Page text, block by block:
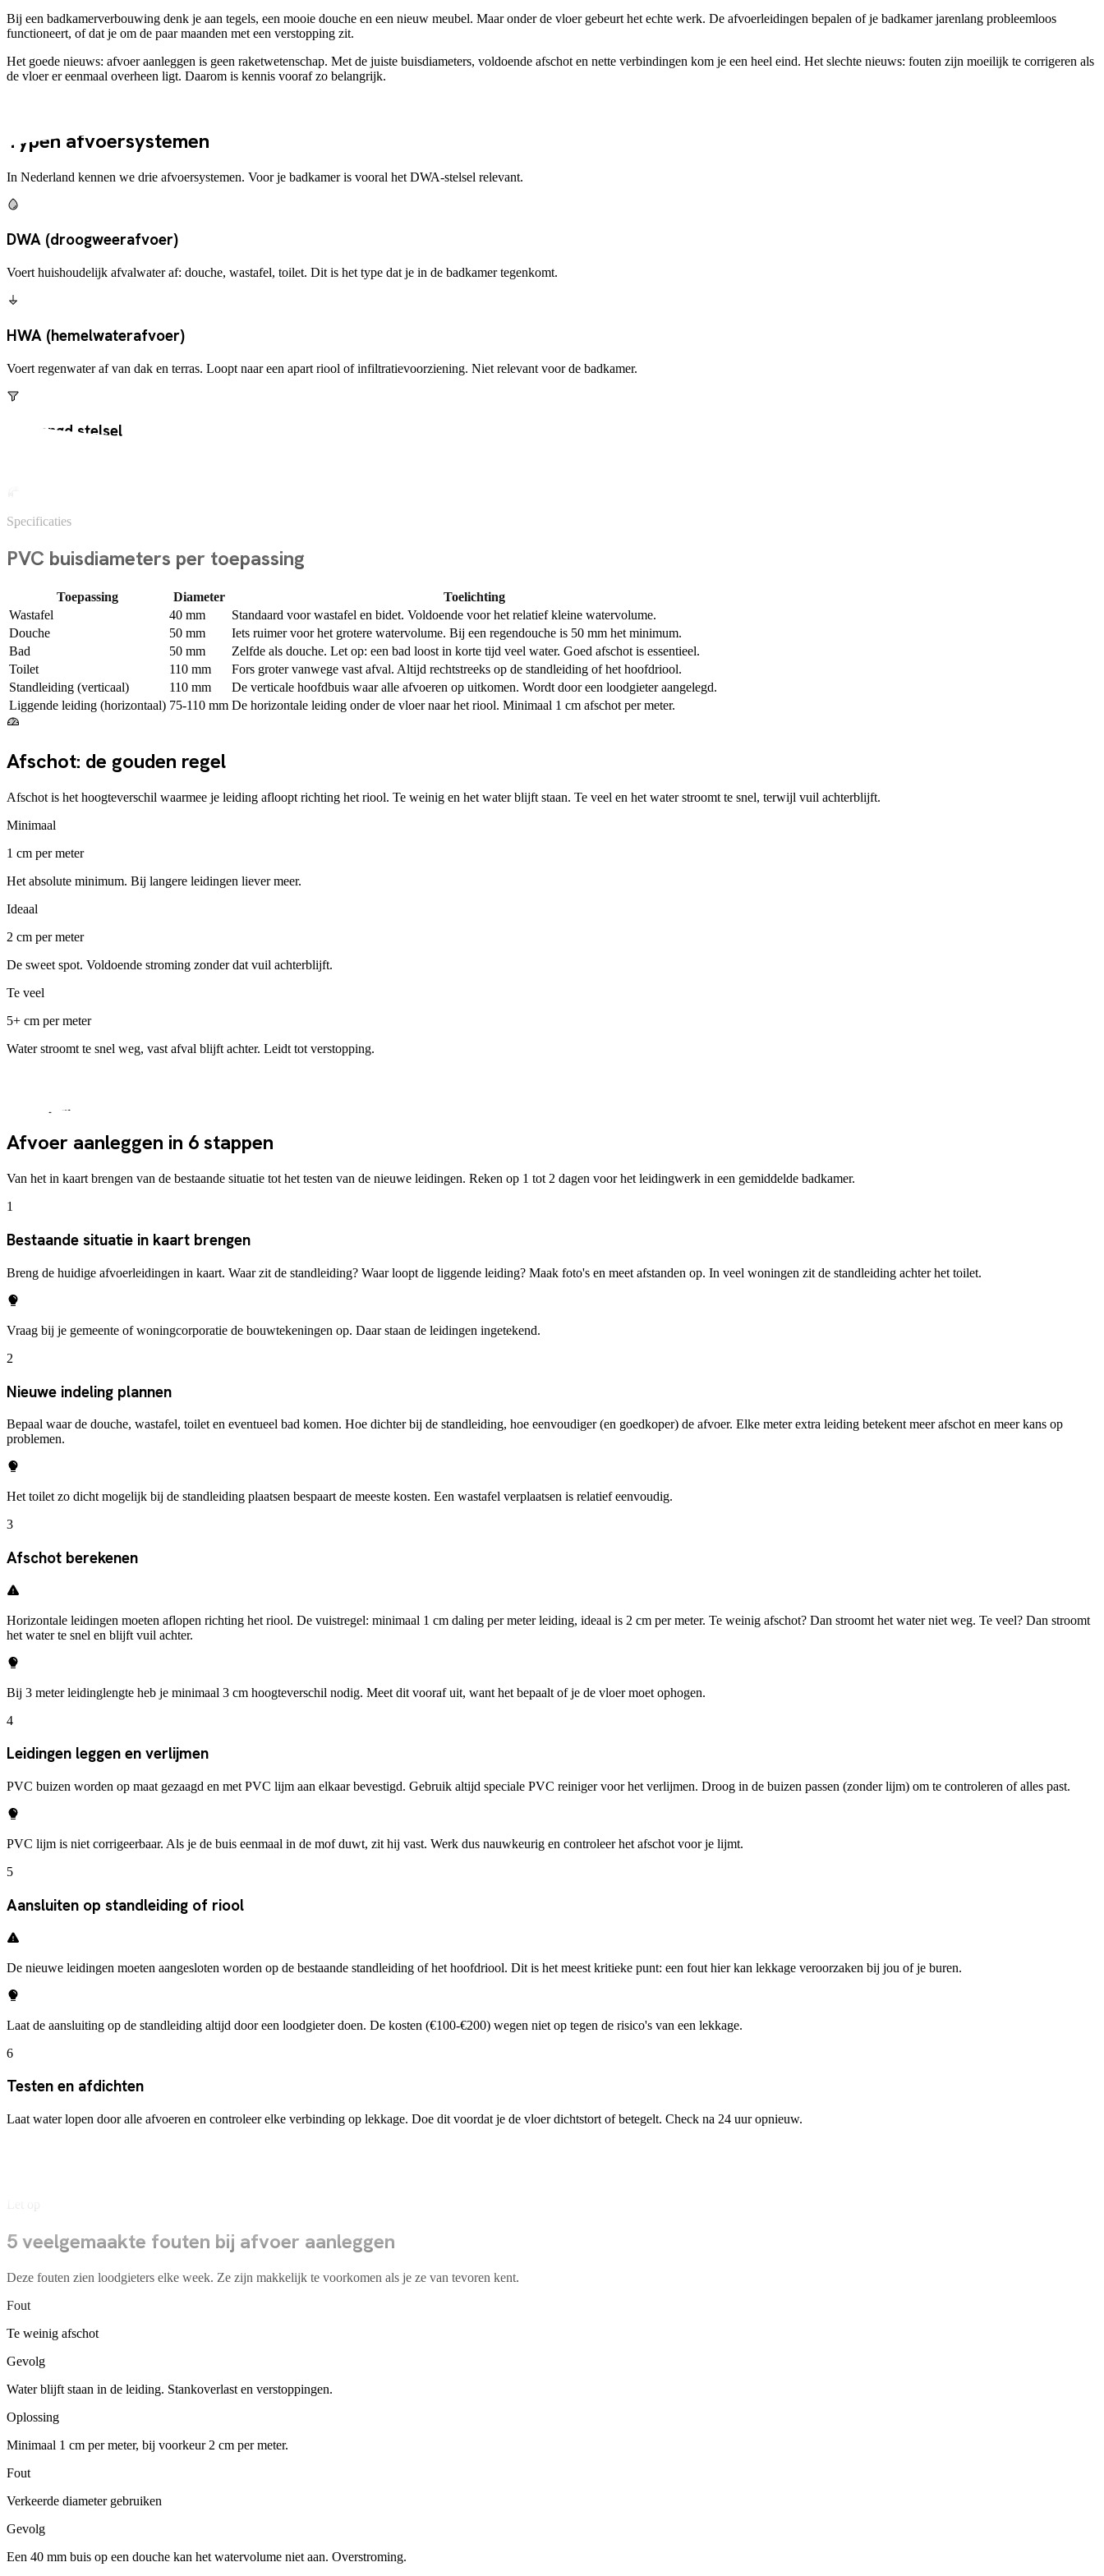
Bij een badkamerverbouwing denk je aan tegels, een mooie douche en een nieuw meubel. Maar onder de vloer gebeurt het echte werk. De afvoerleidingen bepalen of je badkamer jarenlang probleemloos
functioneert, of dat je om de paar maanden met een verstopping zit.
Het goede nieuws: afvoer aanleggen is geen raketwetenschap. Met de juiste buisdiameters, voldoende afschot en nette verbindingen kom je een heel eind. Het slechte nieuws: fouten zijn moeilijk te corrigeren als
de vloer er eenmaal overheen ligt. Daarom is kennis vooraf zo belangrijk.
Typen afvoersystemen
In Nederland kennen we drie afvoersystemen. Voor je badkamer is vooral het DWA-stelsel relevant.
DWA (droogweerafvoer)
Voert huishoudelijk afvalwater af: douche, wastafel, toilet. Dit is het type dat je in de badkamer tegenkomt.
HWA (hemelwaterafvoer)
Voert regenwater af van dak en terras. Loopt naar een apart riool of infiltratievoorziening. Niet relevant voor de badkamer.
Gemengd stelsel
Specificaties
PVC buisdiameters per toepassing
Toepassing Diameter
Toelichting
Wastafel
40 mm
Standaard voor wastafel en bidet. Voldoende voor het relatief kleine watervolume.
Douche
50 mm
Iets ruimer voor het grotere watervolume. Bij een regendouche is 50 mm het minimum.
Bad
50 mm
Zelfde als douche. Let op: een bad loost in korte tijd veel water. Goed afschot is essentieel.
Toilet
110 mm
Fors groter vanwege vast afval. Altijd rechtstreeks op de standleiding of het hoofdriool.
Standleiding (verticaal)
110 mm
De verticale hoofdbuis waar alle afvoeren op uitkomen. Wordt door een loodgieter aangelegd.
Liggende leiding (horizontaal) 75-110 mm De horizontale leiding onder de vloer naar het riool. Minimaal 1 cm afschot per meter.
Afschot: de gouden regel
Afschot is het hoogteverschil waarmee je leiding afloopt richting het riool. Te weinig en het water blijft staan. Te veel en het water stroomt te snel, terwijl vuil achterblijft.
Minimaal
1 cm per meter
Het absolute minimum. Bij langere leidingen liever meer.
Ideaal
2 cm per meter
De sweet spot. Voldoende stroming zonder dat vuil achterblijft.
Te veel
5+ cm per meter
Water stroomt te snel weg, vast afval blijft achter. Leidt tot verstopping.
Stappenplan
Afvoer aanleggen in 6 stappen
Van het in kaart brengen van de bestaande situatie tot het testen van de nieuwe leidingen. Reken op 1 tot 2 dagen voor het leidingwerk in een gemiddelde badkamer.
1
Bestaande situatie in kaart brengen
Breng de huidige afvoerleidingen in kaart. Waar zit de standleiding? Waar loopt de liggende leiding? Maak foto's en meet afstanden op. In veel woningen zit de standleiding achter het toilet.
Vraag bij je gemeente of woningcorporatie de bouwtekeningen op. Daar staan de leidingen ingetekend.
2
Nieuwe indeling plannen
Bepaal waar de douche, wastafel, toilet en eventueel bad komen. Hoe dichter bij de standleiding, hoe eenvoudiger (en goedkoper) de afvoer. Elke meter extra leiding betekent meer afschot en meer kans op
problemen.
Het toilet zo dicht mogelijk bij de standleiding plaatsen bespaart de meeste kosten. Een wastafel verplaatsen is relatief eenvoudig.
3
Afschot berekenen
Horizontale leidingen moeten aflopen richting het riool. De vuistregel: minimaal 1 cm daling per meter leiding, ideaal is 2 cm per meter. Te weinig afschot? Dan stroomt het water niet weg. Te veel? Dan stroomt
het water te snel en blijft vuil achter.
Bij 3 meter leidinglengte heb je minimaal 3 cm hoogteverschil nodig. Meet dit vooraf uit, want het bepaalt of je de vloer moet ophogen.
4
Leidingen leggen en verlijmen
PVC buizen worden op maat gezaagd en met PVC lijm aan elkaar bevestigd. Gebruik altijd speciale PVC reiniger voor het verlijmen. Droog in de buizen passen (zonder lijm) om te controleren of alles past.
PVC lijm is niet corrigeerbaar. Als je de buis eenmaal in de mof duwt, zit hij vast. Werk dus nauwkeurig en controleer het afschot voor je lijmt.
5
Aansluiten op standleiding of riool
De nieuwe leidingen moeten aangesloten worden op de bestaande standleiding of het hoofdriool. Dit is het meest kritieke punt: een fout hier kan lekkage veroorzaken bij jou of je buren.
Laat de aansluiting op de standleiding altijd door een loodgieter doen. De kosten (€100-€200) wegen niet op tegen de risico's van een lekkage.
6
Testen en afdichten
Laat water lopen door alle afvoeren en controleer elke verbinding op lekkage. Doe dit voordat je de vloer dichtstort of betegelt. Check na 24 uur opnieuw.
5 veelgemaakte fouten bij afvoer aanleggen
Deze fouten zien loodgieters elke week. Ze zijn makkelijk te voorkomen als je ze van tevoren kent.
Fout
Te weinig afschot
Gevolg
Water blijft staan in de leiding. Stankoverlast en verstoppingen.
Oplossing
Minimaal 1 cm per meter, bij voorkeur 2 cm per meter.
Fout
Verkeerde diameter gebruiken
Gevolg
Een 40 mm buis op een douche kan het watervolume niet aan. Overstroming.